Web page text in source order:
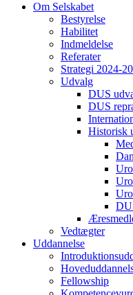
Om Selskabet
Bestyrelse
Habilitet
Indmeldelse
Referater
Strategi 2024-
Udvalg
DUS
DUS
Historisk
Vedtægter
Uddannelse
Fellowship